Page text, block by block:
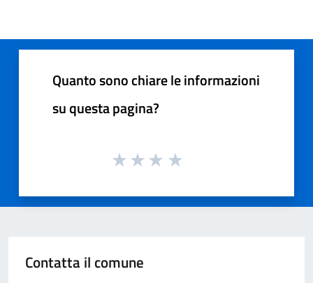
Quanto sono chiare le informazioni
su questa pagina?
Contatta il comune